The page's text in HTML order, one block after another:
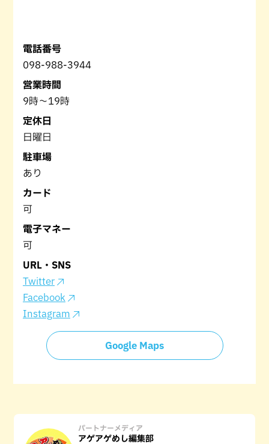
電話番号
098-988-3944
営業時間
9時～19時
定休日
日曜日
駐車場
あり
カード
可
電子マネー
可
URL・SNS
Twitter
Facebook
Instagram
Google Maps
パートナーメディア
アゲアゲめし編集部